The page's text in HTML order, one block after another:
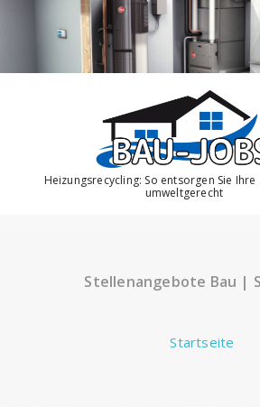
Heizungsrecycling: So entsorgen Sie
umweltgerecht
Stellenangebote Bau |
Startseite